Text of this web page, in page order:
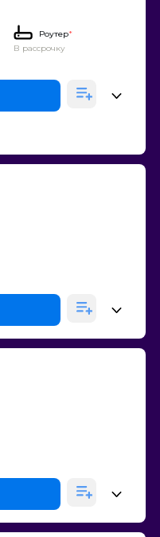
Роутер*
В рассрочку